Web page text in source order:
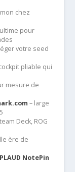
chez
pour
votre seed
pliable qui
mesure de
– large
Deck, ROG
ère de
PLAUD NotePin